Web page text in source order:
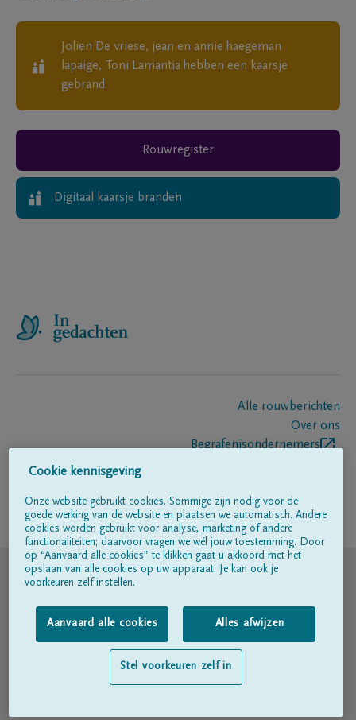
Jolien De vriese, jean en annie haegeman
lapaige, Toni Lamantia hebben een kaarsje
gebrand.
Rouwregister
Digitaal kaarsje branden
Alle rouwberichten
Over ons
Begrafenisondernemers
Volg ons op
© DELA
Gebruiksvoorwaarden
Privacyverklaring
Toegankelijkheidsverklaring
Cookie kennisgeving
Onze website gebruikt cookies. Sommige zijn nodig voor de
goede werking van de website en plaatsen we automatisch. Andere
cookies worden gebruikt voor analyse, marketing of andere
functionaliteiten; daarvoor vragen we wél jouw toestemming. Door
op “Aanvaard alle cookies” te klikken gaat u akkoord met het
opslaan van alle cookies op uw apparaat. Je kan ook je
voorkeuren zelf instellen.
Aanvaard alle cookies Alles afwijzen
Stel voorkeuren zelf in